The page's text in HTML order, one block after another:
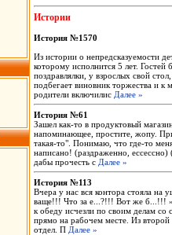
Истории
История №1570
Из истории о непредсказуемости
которому исполнится 5 лет.
поздравлялки, у взрослых свой
подбегает виновник торжества и к
родители включилис Далее »
История №61
Зашел как-то в продуктовый
напоминающее, простите, жопу.
такая-то". Понимаю, что где-то
написано! (раздраженно,
дабы прочесть с Далее »
История №113
Вчера у нас вся контора стояла
ваще!!! Что за е...?!!! Вот же б...!!! »
к обеду исчезли по своим делам со
прямо на рабочем месте. Из второй
отдел. П Далее »